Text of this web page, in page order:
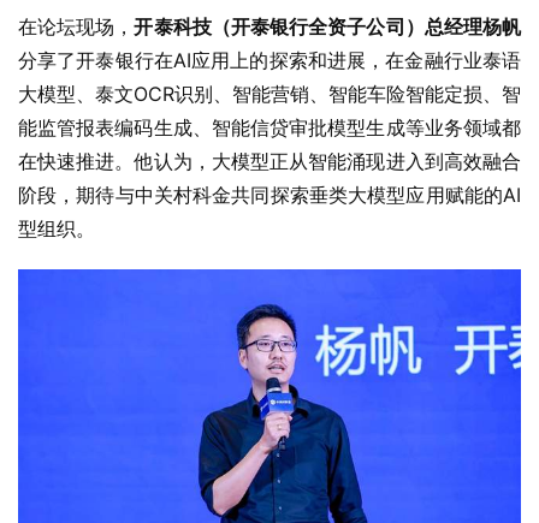
在论坛现场，开泰科技（开泰银行全资子公司）总经理杨帆
分享了开泰银行在AI应用上的探索和进展，在金融行业泰语
大模型、泰文OCR识别、智能营销、智能车险智能定损、智
能监管报表编码生成、智能信贷审批模型生成等业务领域都
在快速推进。他认为，大模型正从智能涌现进入到高效融合
阶段，期待与中关村科金共同探索垂类大模型应用赋能的AI
型组织。